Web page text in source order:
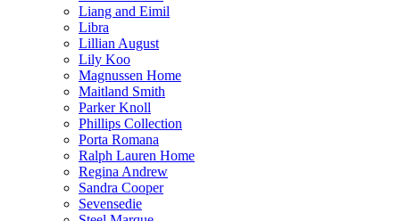
Liang and Eimil
Libra
Lillian August
Lily Koo
Magnussen Home
Maitland Smith
Parker Knoll
Phillips Collection
Porta Romana
Ralph Lauren Home
Regina Andrew
Sandra Cooper
Sevensedie